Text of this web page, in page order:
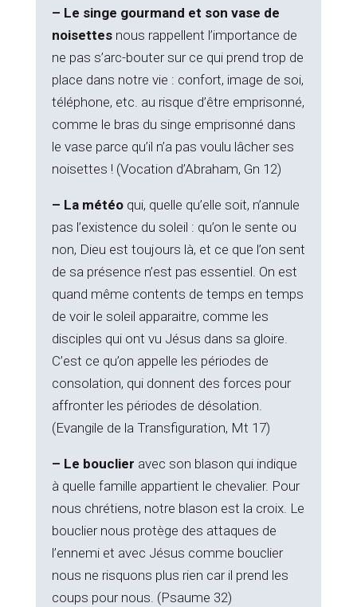
– Le singe gourmand et son vase de
noisettesnous rappellent l’importance de
ne pas s’arc-bouter sur ce qui prend trop de
place dans notre vie : confort, image de soi,
téléphone, etc. au risque d’être emprisonné,
comme le bras du singe emprisonné dans
le vase parce qu’il n’a pas voulu lâcher ses
noisettes ! (Vocation d’Abraham, Gn 12)
– La météoqui, quelle qu’elle soit, n’annule
pas l’existence du soleil : qu’on le sente ou
non, Dieu est toujours là, et ce que l’on sent
de sa présence n’est pas essentiel. On est
quand même contents de temps en temps
de voir le soleil apparaitre, comme les
disciples qui ont vu Jésus dans sa gloire.
C’est ce qu’on appelle les périodes de
consolation, qui donnent des forces pour
affronter les périodes de désolation.
(Evangile de la Transfiguration, Mt 17)
– Le bouclier avec son blason qui indique
à quelle famille appartient le chevalier. Pour
nous chrétiens, notre blason est la croix. Le
bouclier nous protège des attaques de
l’ennemi et avec Jésus comme bouclier
nous ne risquons plus rien car il prend les
coups pour nous. (Psaume 32)